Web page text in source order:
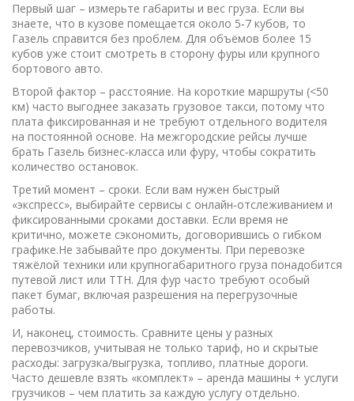
Первый шаг – измерьте габариты и вес груза. Если вы
знаете, что в кузове помещается около 5‑7 кубов, то
Газель справится без проблем. Для объёмов более 15
кубов уже стоит смотреть в сторону фуры или крупного
бортового авто.
Второй фактор – расстояние. На короткие маршруты (<50
км) часто выгоднее заказать грузовое такси, потому что
плата фиксированная и не требуют отдельного водителя
на постоянной основе. На межгородские рейсы лучше
брать Газель бизнес‑класса или фуру, чтобы сократить
количество остановок.
Третий момент – сроки. Если вам нужен быстрый
«экспресс», выбирайте сервисы с онлайн‑отслеживанием и
фиксированными сроками доставки. Если время не
критично, можете сэкономить, договорившись о гибком
графике.Не забывайте про документы. При перевозке
тяжёлой техники или крупногабаритного груза понадобится
путевой лист или ТТН. Для фур часто требуют особый
пакет бумаг, включая разрешения на перегрузочные
работы.
И, наконец, стоимость. Сравните цены у разных
перевозчиков, учитывая не только тариф, но и скрытые
расходы: загрузка/выгрузка, топливо, платные дороги.
Часто дешевле взять «комплект» – аренда машины + услуги
грузчиков – чем платить за каждую услугу отдельно.